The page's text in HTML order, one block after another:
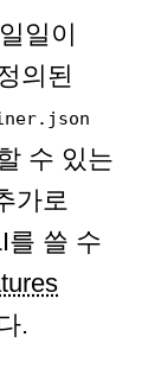
일이
의된
수 있는
가로
를 쓸 수
.